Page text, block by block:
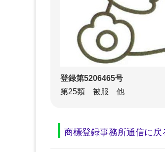
登録第5206465号
第25類 被服 他
商標登録事務所通信に戻